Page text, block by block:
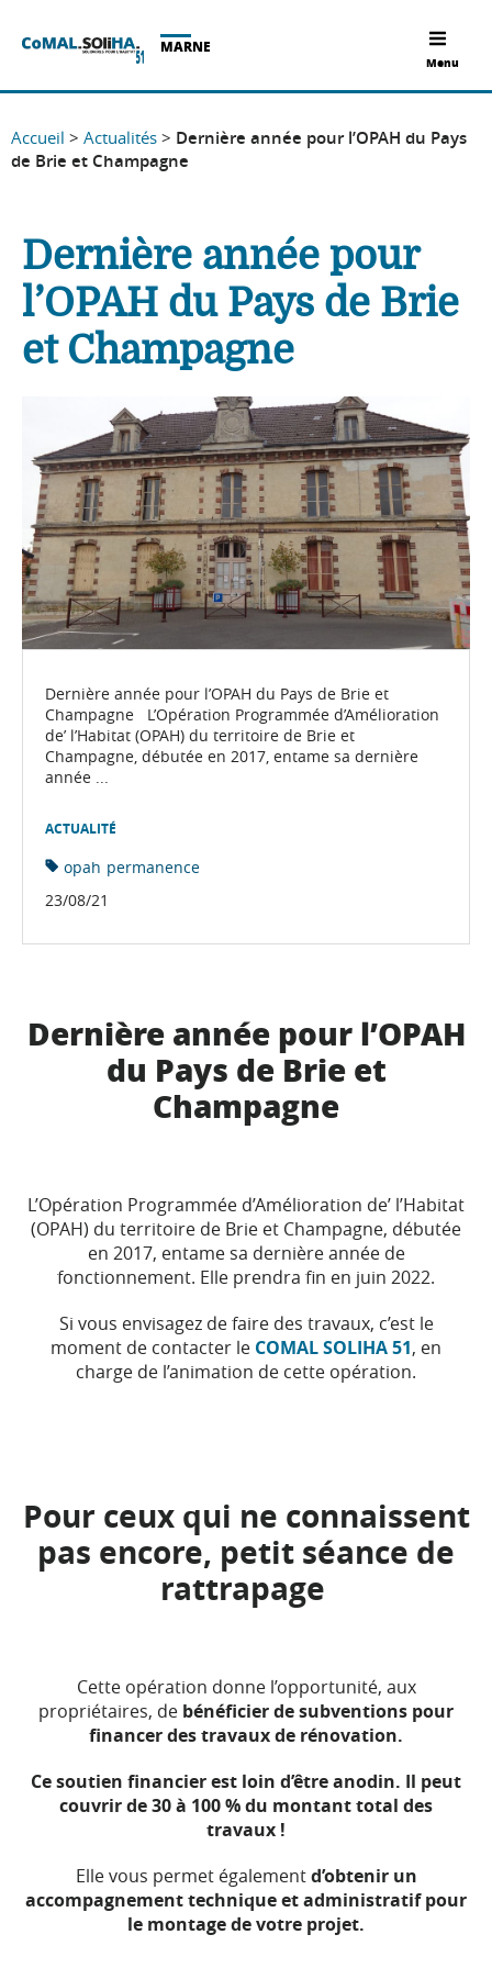
Menu
MARNE
Accueil > Actualités > Dernière année pour l’OPAH du Pays
de Brie et Champagne
Dernière année pour
l’OPAH du Pays de Brie
et Champagne
Dernière année pour l’OPAH du Pays de Brie et
Champagne L’Opération Programmée d’Amélioration
de’ l’Habitat (OPAH) du territoire de Brie et
Champagne, débutée en 2017, entame sa dernière
année ...
ACTUALITÉ
opah permanence
23/08/21
Dernière année pour l’OPAH
du Pays de Brie et
Champagne
L’Opération Programmée d’Amélioration de’ l’Habitat
(OPAH) du territoire de Brie et Champagne, débutée
en 2017, entame sa dernière année de
fonctionnement. Elle prendra fin en juin 2022.
Si vous envisagez de faire des travaux, c’est le
moment de contacter le COMAL SOLIHA 51, en
charge de l’animation de cette opération.
Pour ceux qui ne connaissent
pas encore, petit séance de
rattrapage
Cette opération donne l’opportunité, aux
propriétaires, de bénéficier de subventions pour
financer des travaux de rénovation.
Ce soutien financier est loin d’être anodin. Il peut
couvrir de 30 à 100 % du montant total des
travaux !
Elle vous permet égalementd’obtenir un
accompagnement technique et administratif pour
le montage de votre projet.